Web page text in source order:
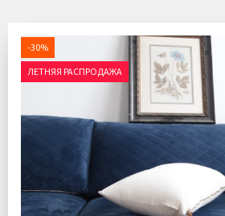
-30%
ЛЕТНЯЯ РАСПРОДАЖА